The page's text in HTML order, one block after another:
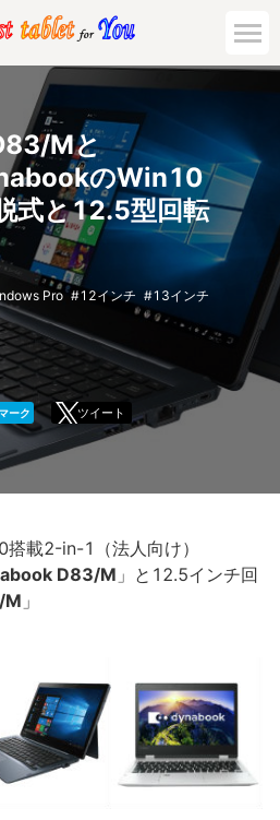
市場動向
対策と事例
機種の比較
ーミング
法人向け
Mと
のWin10
式と12.5型回転
Pro 12インチ
13インチ
ーク
ツイート
載2-in-1（法人向け）
D83/M 」と12.5インチ回
M 」